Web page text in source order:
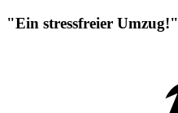
"Ein stressfreier Umzug!"